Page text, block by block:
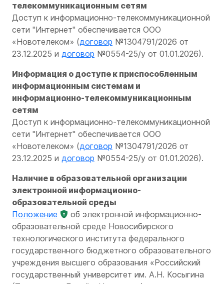
телекоммуникационным сетям
Доступ к информационно-телекоммуникационной
сети "Интернет" обеспечивается ООО
«Новотелеком» (договор №1304791/2026 от
23.12.2025 и договор №0554-25/у от 01.01.2026).
Информация о доступе к приспособленным
информационным системам и
информационно-телекоммуникационным
сетям
Доступ к информационно-телекоммуникационной
сети "Интернет" обеспечивается ООО
«Новотелеком» (договор №1304791/2026 от
23.12.2025 и договор №0554-25/у от 01.01.2026).
Наличие в образовательной организации
электронной информационно-
образовательной среды
Положение
об электронной информационно-
образовательной среде Новосибирского
технологического института федерального
государственного бюджетного образовательного
учреждения высшего образования «Российский
государственный университет им. А.Н. Косыгина